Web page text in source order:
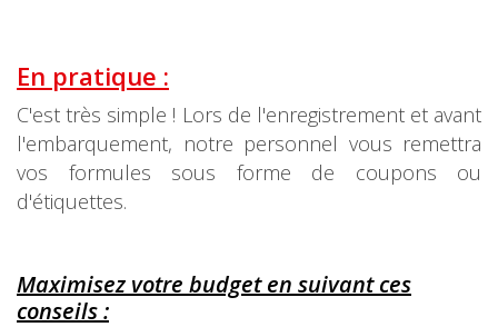
En pratique :
C'est très simple ! Lors de l'enregistrement et avant
l'embarquement, notre personnel vous remettra
vos formules sous forme de coupons ou
d'étiquettes.
Maximisez votre budgeten suivant ces
conseils :